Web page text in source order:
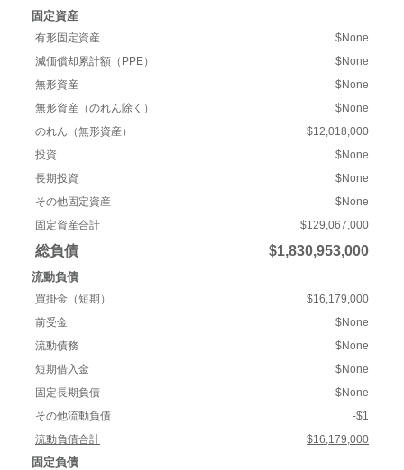
固定資産
有形固定資産
$None
減価償却累計額（PPE）
$None
無形資産
$None
無形資産（のれん除く）
$None
のれん（無形資産）
$12,018,000
投資
$None
長期投資
$None
その他固定資産
$None
固定資産合計
$129,067,000
総負債 $1,830,953,000
流動負債
買掛金（短期）
$16,179,000
前受金
$None
流動債務
$None
短期借入金
$None
固定長期負債
$None
その他流動負債
-$1
流動負債合計
$16,179,000
固定負債